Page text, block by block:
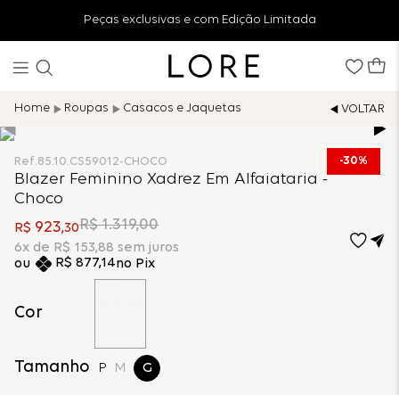
Peças exclusivas e com Edição Limitada
Roupas Casacos e Jaquetas
30%
Ref.85.10.CS59012-CHOCO
Blazer Feminino Xadrez Em Alfaiataria -
Choco
R$ 923,30R$ 1.319,00
6x de R$ 153,88 sem juros
R$ 877,14no Pix
Cor
Tamanho P M G